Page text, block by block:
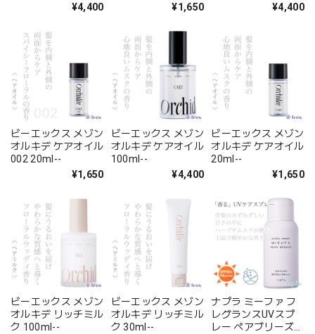
¥4,400
¥1,650
¥4,400
ビーエックス メゾン
オルキデ ケアオイル
002 20ml--
¥1,650
ビーエックス メゾン
オルキデ ケアオイル
100ml--
¥4,400
ビーエックス メゾン
オルキデ ケアオイル
20ml--
¥1,650
ビーエックス メゾン
オルキデ リッチミル
ク 100ml--
ビーエックス メゾン
オルキデ リッチミル
ク 30ml--
ナプラ ミーファ フ
レグランスUVスプ
レー ペアブリーズ